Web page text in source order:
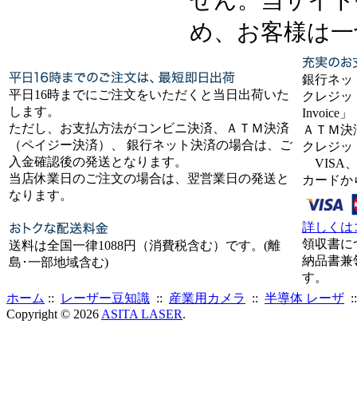
め、お客様は
平日16時までにご注文をいただくと当日出荷いた
します。
ただし、お支払方法がコンビニ決済、ＡＴＭ決済
（ペイジー決済）、 銀行ネット決済の場合は、ご
入金確認後の発送となります。
当店休業日のご注文の場合は、翌営業日の発送と
なります。
送料は全国一律1088円（消費税含む）です。(離
島･一部地域含む)
銀行ネッ
クレジッ
Invoice」
ＡＴＭ
クレジッ
VISA、
カード
詳しくは
領収書に
納品書兼
す。
ホーム :: レーザー豆知識 :: 産業用カメラ :: 半導体 レーザ
Copyright © 2026 ASITA LASER.